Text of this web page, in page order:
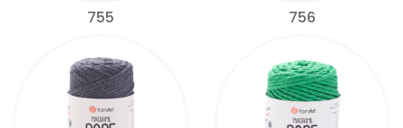
755 756